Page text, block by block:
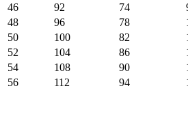
46
92 74
48
96 78
50
100 82
52
104 86
54
108 90
56
112 94